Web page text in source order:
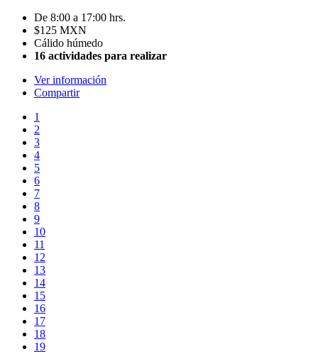
De 8:00 a 17:00 hrs.
$125 MXN
Cálido húmedo
16 actividades para realizar
Ver información
Compartir
1
2
3
4
5
6
7
8
9
10
11
12
13
14
15
16
17
18
19